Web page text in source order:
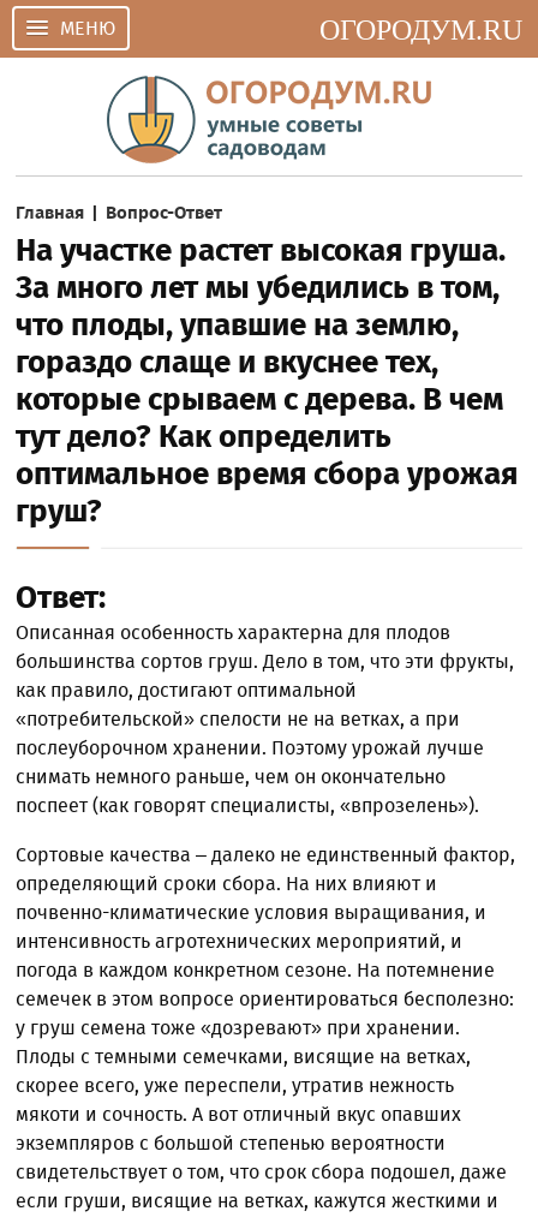
МЕНЮ ОГОРОДУМ.RU
Главная | Вопрос-Ответ
На участке растет высокая груша.
За много лет мы убедились в том,
что плоды, упавшие на землю,
гораздо слаще и вкуснее тех,
которые срываем с дерева. В чем
тут дело? Как определить
оптимальное время сбора урожая
груш?
Ответ:
Описанная особенность характерна для плодов
большинства сортов груш. Дело в том, что эти фрукты,
как правило, достигают оптимальной
«потребительской» спелости не на ветках, а при
послеуборочном хранении. Поэтому урожай лучше
снимать немного раньше, чем он окончательно
поспеет (как говорят специалисты, «впрозелень»).
Сортовые качества – далеко не единственный фактор,
определяющий сроки сбора. На них влияют и
почвенно-климатические условия выращивания, и
интенсивность агротехнических мероприятий, и
погода в каждом конкретном сезоне. На потемнение
семечек в этом вопросе ориентироваться бесполезно:
у груш семена тоже «дозревают» при хранении.
Плоды с темными семечками, висящие на ветках,
скорее всего, уже переспели, утратив нежность
мякоти и сочность. А вот отличный вкус опавших
экземпляров с большой степенью вероятности
свидетельствует о том, что срок сбора подошел, даже
если груши, висящие на ветках, кажутся жесткими и